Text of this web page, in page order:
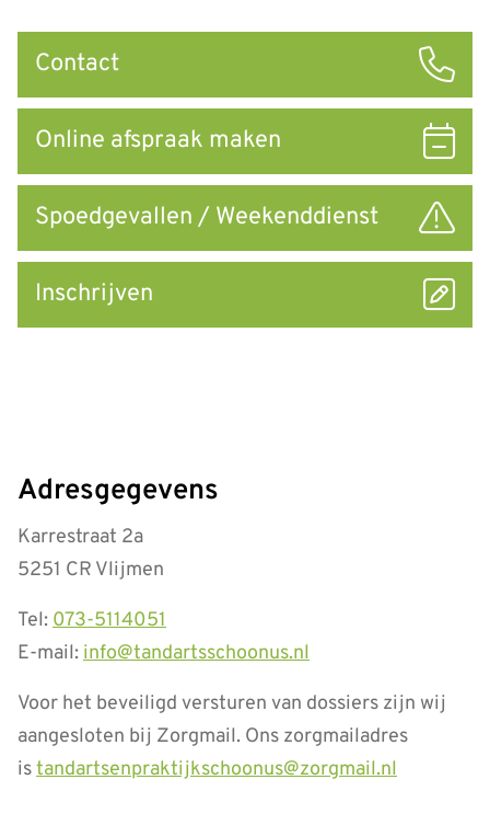
naar
Contact
Online afspraak maken
Spoedgevallen / Weekenddienst
Inschrijven
Adresgegevens
Karrestraat 2a
5251 CR Vlijmen
Tel:073-5114051
E-mail:info@tandartsschoonus.nl
Voor het beveiligd versturen van dossiers zijn wij
aangesloten bij Zorgmail. Ons zorgmailadres
istandartsenpraktijkschoonus@zorgmail.nl